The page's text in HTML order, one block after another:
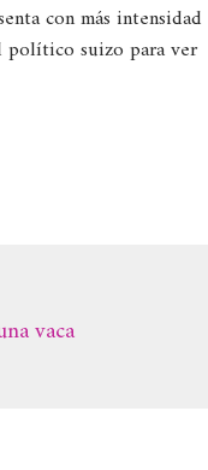
con más intensidad
político suizo para ver
vaca